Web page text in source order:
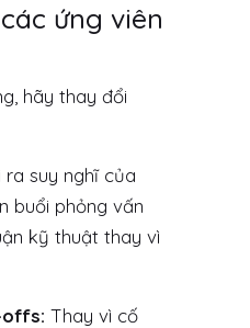
ứng viên
hãy thay đổi
ra suy nghĩ của
buổi phỏng vấn
kỹ thuật thay vì
Thay vì cố